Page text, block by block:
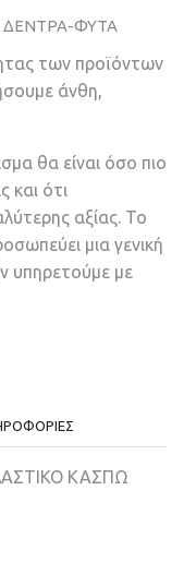
ΔΕΝΤΡΑ-ΦΥΤΑ
των προϊόντων
άνθη,
θα είναι όσο πιο
και ότι
αξίας. Το
μια γενική
υπηρετούμε με
ΚΑΣΠΩ